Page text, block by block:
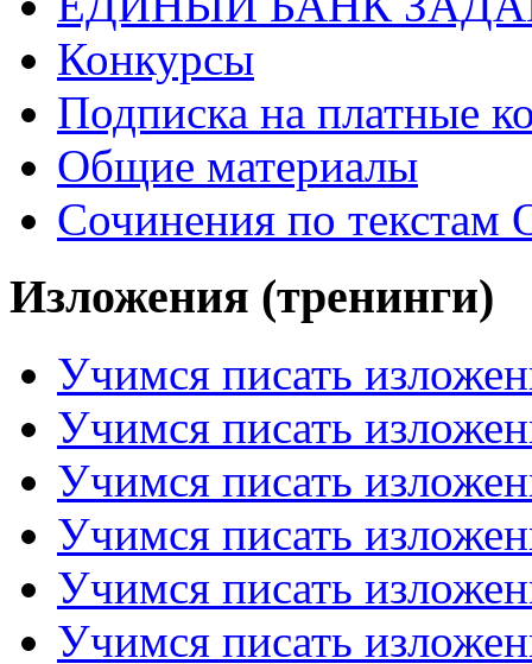
Конкурсы
Подписка на платные
Общие материалы
Сочинения по текстам
Изложения (тренинги)
Учимся писать
Учимся писать
Учимся писать
Учимся писать
Учимся писать
Учимся писать